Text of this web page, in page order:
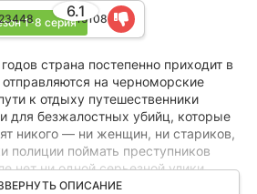
1-8 серия
6.115108
страна постепенно приходит в
на черноморские
к отдыху путешественники
для безжалостных убийц, которые
никого — ни женщин, ни стариков,
полиции поймать преступников
нет ни одной серьезной улики.
ОПИСАНИЕ